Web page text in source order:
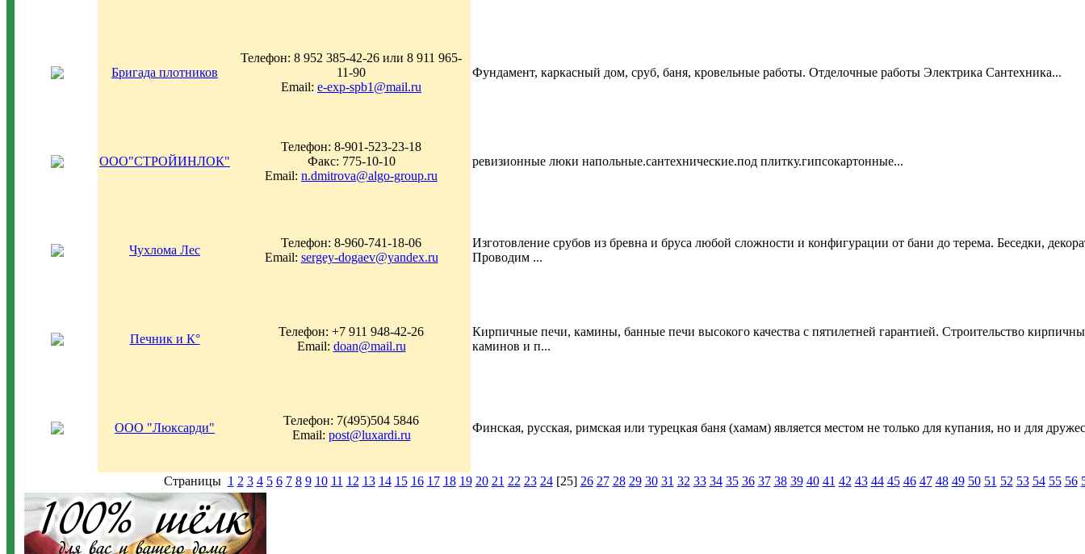
Бригада плотников
Телефон: 8 952 385-42-26 или 8 911 965-
11-90
Email: e-exp-spb1@mail.ru
Фундамент, каркасный дом, сруб, баня, кровельные работы. Отделочные работы Электрика Сантехника...
ООО"СТРОЙИНЛОК"
Телефон: 8-901-523-23-18
Факс: 775-10-10
Email: n.dmitrova@algo-group.ru
ревизионные люки напольные.сантехнические.под плитку.гипсокартонные...
Чухлома Лес
Телефон: 8-960-741-18-06
Email: sergey-dogaev@yandex.ru
Изготовление срубов из бревна и бруса любой сложности и конфигурации от бани до терема. Беседки,
Проводим ...
Печник и К°
Телефон: +7 911 948-42-26
Email: doan@mail.ru
Кирпичные печи, камины, банные печи высокого качества с пятилетней гарантией. Строительство
каминов и п...
ООО "Люксарди"
Телефон: 7(495)504 5846
Email: post@luxardi.ru
Финская, русская, римская или турецкая баня (хамам) является местом не только для купания, но и для
Страницы 1 2 3 4 5 6 7 8 9 10 11 12 13 14 15 16 17 18 19 20 21 22 23 24[25] 26 27 28 29 30 31 32 33 34 35 36 37 38 39 40 41 42 43 44 45 46 47 48 49 50 51 52 53 54 55 56